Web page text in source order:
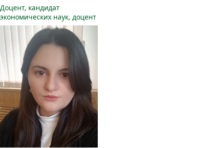
Доцент, кандидат
экономических наук, доцент